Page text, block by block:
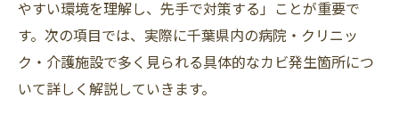
やすい環境を理解し、先手で対策する」ことが重要で
す。次の項目では、実際に千葉県内の病院・クリニッ
ク・介護施設で多く見られる具体的なカビ発生箇所につ
いて詳しく解説していきます。